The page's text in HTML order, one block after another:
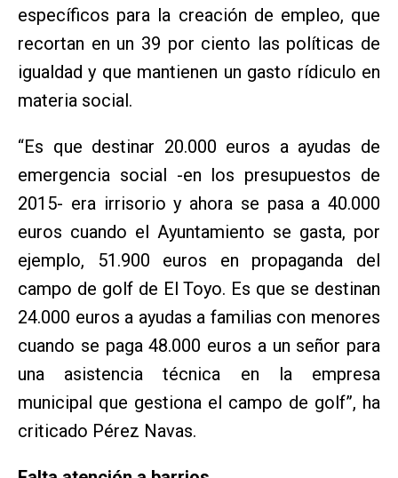
específicos para la creación de empleo, que
recortan en un 39 por ciento las políticas de
igualdad y que mantienen un gasto rídiculo en
materia social.
“Es que destinar 20.000 euros a ayudas de
emergencia social -en los presupuestos de
2015- era irrisorio y ahora se pasa a 40.000
euros cuando el Ayuntamiento se gasta, por
ejemplo, 51.900 euros en propaganda del
campo de golf de El Toyo. Es que se destinan
24.000 euros a ayudas a familias con menores
cuando se paga 48.000 euros a un señor para
una asistencia técnica en la empresa
municipal que gestiona el campo de golf”, ha
criticado Pérez Navas.